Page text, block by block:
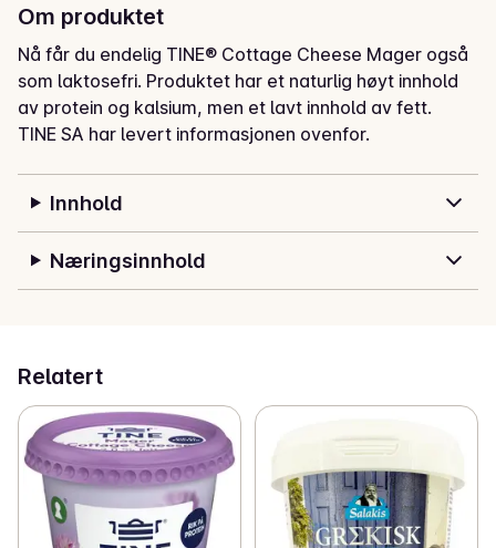
Om produktet
Nå får du endelig TINE® Cottage Cheese Mager også
som laktosefri. Produktet har et naturlig høyt innhold
av protein og kalsium, men et lavt innhold av fett.
TINE SA har levert informasjonen ovenfor.
Innhold
Næringsinnhold
Relatert